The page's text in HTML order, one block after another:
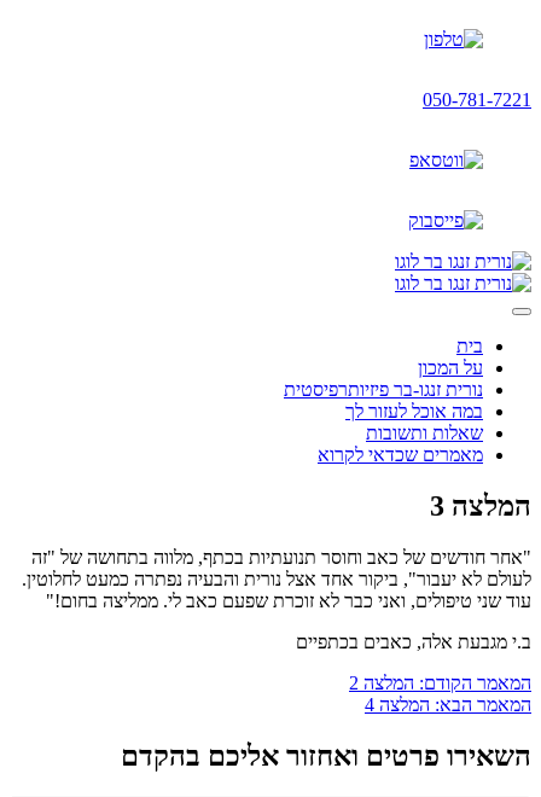
050-781-7221
בית
על המכון
נורית זנגו-בר פיזיותרפיסטית
במה אוכל לעזור לך
שאלות ותשובות
מאמרים שכדאי לקרוא
המלצה 3
"אחר חודשים של כאב וחוסר תנועתיות בכתף, מלווה בתחושה של "זה
לעולם לא יעבור", ביקור אחד אצל נורית והבעיה נפתרה כמעט לחלוטין.
עוד שני טיפולים, ואני כבר לא זוכרת שפעם כאב לי. ממליצה בחום!"
ב.י מגבעת אלה, כאבים בכתפיים
ניווט
המאמר הקודם: המלצה 2
המאמר הבא: המלצה 4
השאירו פרטים ואחזור אליכם בהקדם